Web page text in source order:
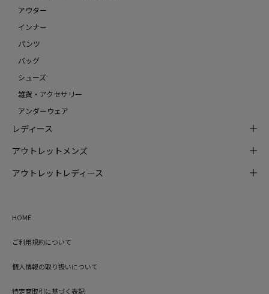
アウター
インナー
パンツ
バッグ
シューズ
雑貨・アクセサリー
アンダーウェア
レディース
アウトレットメンズ
アウトレットレディース
HOME
ご利用規約について
個人情報の取り扱いについて
特定商取引に基づく表記